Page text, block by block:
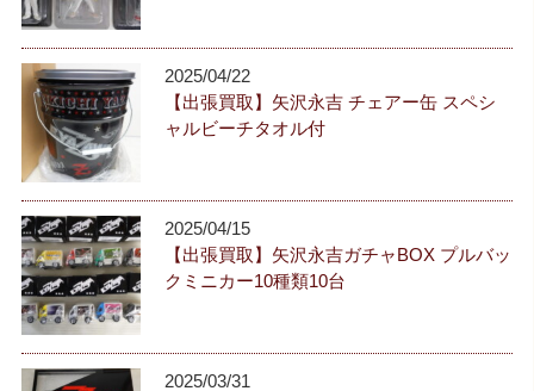
2025/04/22
【出張買取】矢沢永吉 チェアー缶 スペシ
ャルビーチタオル付
2025/04/15
【出張買取】矢沢永吉ガチャBOX プルバッ
クミニカー10種類10台
2025/03/31